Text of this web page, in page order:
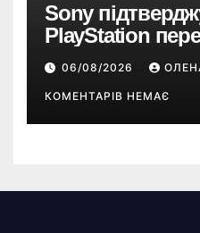
Sony
PlayStation
на цифрові ігри
06/08/2026
КОМЕНТАРІВ НЕМАЄ